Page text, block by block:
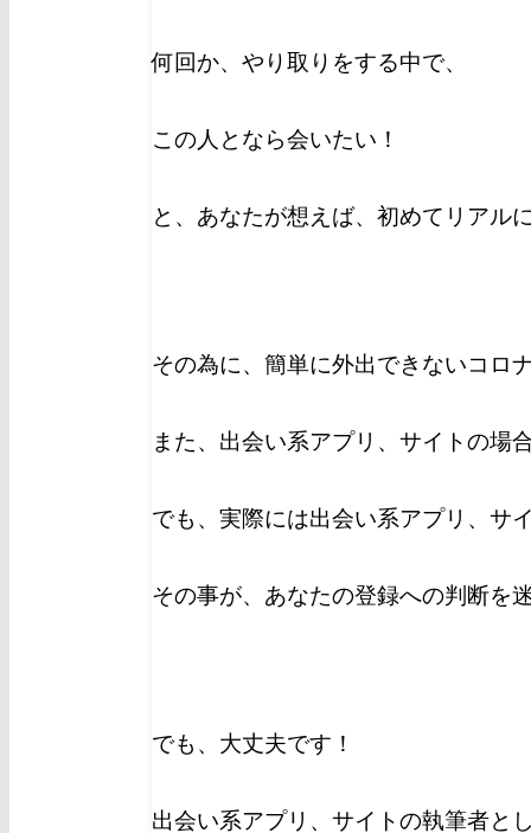
何回か、やり取りをする中で、
この人となら会いたい！
と、あなたが想えば、初めてリアル
その為に、簡単に外出できないコロ
また、出会い系アプリ、サイトの場
でも、実際には出会い系アプリ、サ
その事が、あなたの登録への判断を
でも、大丈夫です！
出会い系アプリ、サイトの執筆者と